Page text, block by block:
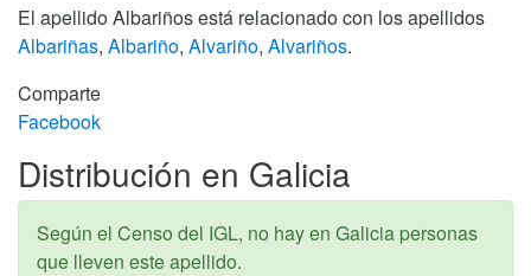
El apellido Albariños está relacionado con los apellidos
Albariñas, Albariño, Alvariño, Alvariños.
Comparte
Facebook
Distribución en Galicia
Según el Censo del IGL, no hay en Galicia personas
que lleven este apellido.